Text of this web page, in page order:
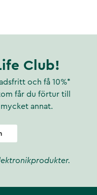
Club!
och få 10%*
får du förtur till
annat.